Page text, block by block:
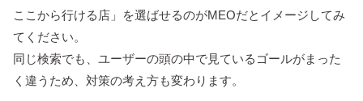
ここから行ける店」を選ばせるのがMEOだとイメージしてみ
てください。
同じ検索でも、ユーザーの頭の中で見ているゴールがまった
く違うため、対策の考え方も変わります。